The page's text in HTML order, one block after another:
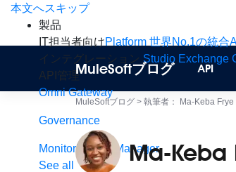
Skip本文へスキップ
製品
IT担当者向けPlatform 世界No.1の統合
インテグレーション Studio Exchange
API管理
Omni Gateway
Governance
MonitoringAPI Manager
See all
MuleSoftブログ API
MuleSoftブログ > 執筆者： Ma-Keba Frye
Ma-